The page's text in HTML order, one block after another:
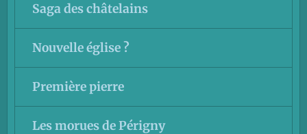
Saga des châtelains
Nouvelle église ?
Première pierre
Les morues de Périgny